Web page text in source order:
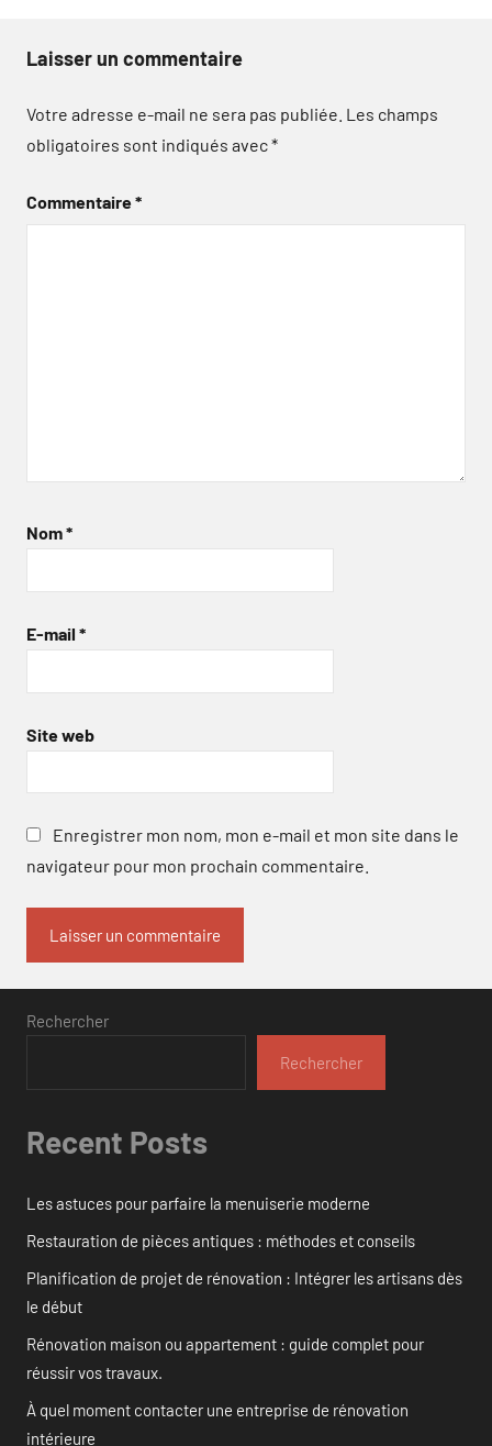
Laisser un commentaire
Votre adresse e-mail ne sera pas publiée. Les champs
obligatoires sont indiqués avec*
Commentaire*
Nom*
E-mail *
Site web
Enregistrer mon nom, mon e-mail et mon site dans le
navigateur pour mon prochain commentaire.
Rechercher
Rechercher
Recent Posts
Les astuces pour parfaire la menuiserie moderne
Restauration de pièces antiques : méthodes et conseils
Planification de projet de rénovation : Intégrer les artisans dès
le début
Rénovation maison ou appartement : guide complet pour
réussir vos travaux.
À quel moment contacter une entreprise de rénovation
intérieure